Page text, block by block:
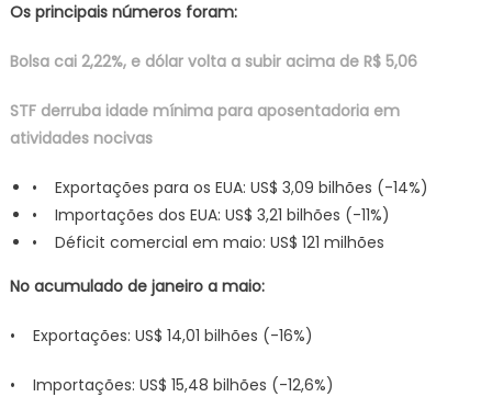
Os principais números foram:
Bolsa cai 2,22%, e dólar volta a subir acima de R$ 5,06
STF derruba idade mínima para aposentadoria em
atividades nocivas
• Exportações para os EUA: US$ 3,09 bilhões (-14%)
• Importações dos EUA: US$ 3,21 bilhões (-11%)
• Déficit comercial em maio: US$ 121 milhões
No acumulado de janeiro a maio:
• Exportações: US$ 14,01 bilhões (-16%)
• Importações: US$ 15,48 bilhões (-12,6%)